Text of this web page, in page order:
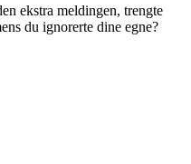
ekstra meldingen, trengte
du ignorerte dine egne?